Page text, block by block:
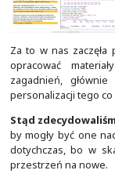
Zresztą,Cisco